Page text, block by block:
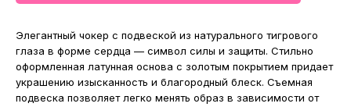
Элегантный чокер с подвеской из натурального тигрового
глаза в форме сердца — символ силы и защиты. Стильно
оформленная латунная основа с золотым покрытием придает
украшению изысканность и благородный блеск. Съемная
подвеска позволяет легко менять образ в зависимости от
МАГАЗИНЫ
Потрогать, примерить,
ВЛЮБИТЬСЯ И КУПИТЬ
наш бренд вы можете по адресу